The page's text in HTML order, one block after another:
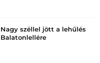
Nagy széllel jött a lehűlés
Balatonlellére